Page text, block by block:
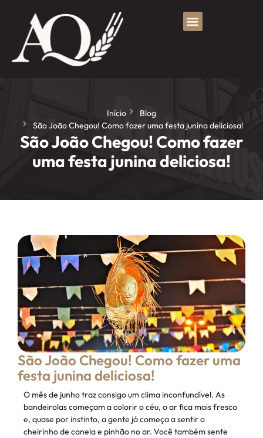
Início
Blog
São João Chegou! Como fazer uma festa junina deliciosa!
São João Chegou! Como fazer
uma festa junina deliciosa!
São João Chegou! Como fazer uma
festa junina deliciosa!
O mês de junho traz consigo um clima inconfundível. As
bandeirolas começam a colorir o céu, o ar fica mais fresco
e, quase por instinto, a gente já começa a sentir o
cheirinho de canela e pinhão no ar. Você também sente